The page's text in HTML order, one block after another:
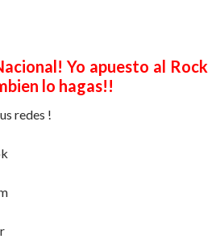
Yo apuesto al Rock
lo hagas!!
redes !